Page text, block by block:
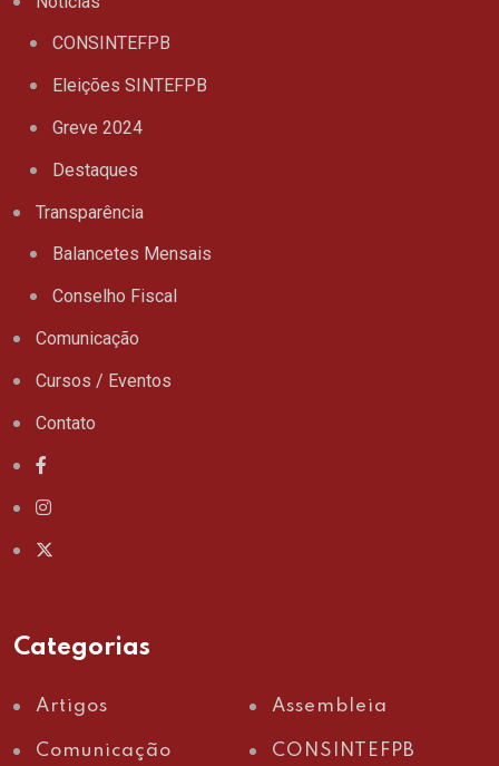
CONSINTEFPB
Eleições SINTEFPB
Greve 2024
Destaques
Transparência
Balancetes Mensais
Conselho Fiscal
Comunicação
Cursos / Eventos
Contato
Categorias
Artigos Assembleia
Comunicação CONSINTEFPB